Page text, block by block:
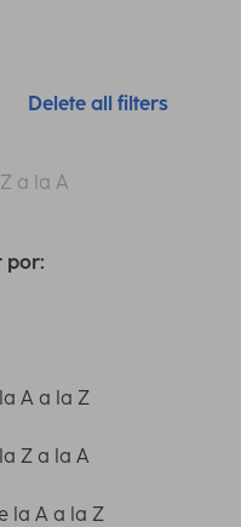
Delete all filters
a la A
por:
A a la Z
Z a la A
la A a la Z